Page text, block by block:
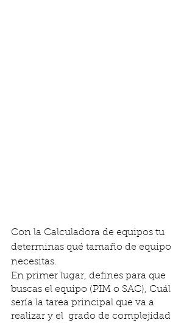
Con la Calculadora de equipos tu
determinas qué tamaño de equipo
necesitas.
En primer lugar, defines para que
buscas el equipo (PIM o SAC), Cuál
sería la tarea principal que va a
realizar y el  grado de complejidad